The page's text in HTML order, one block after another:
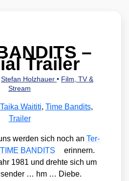
–
Trailer
Stefan Holzhauer • Film, TV &
Stream
Taika Waititi, Time Bandits,
Trailer
wer­den sich noch anTer­
TIME BANDITS
erin­nern.
1981 und dreh­te sich um
… hm … Die­be.